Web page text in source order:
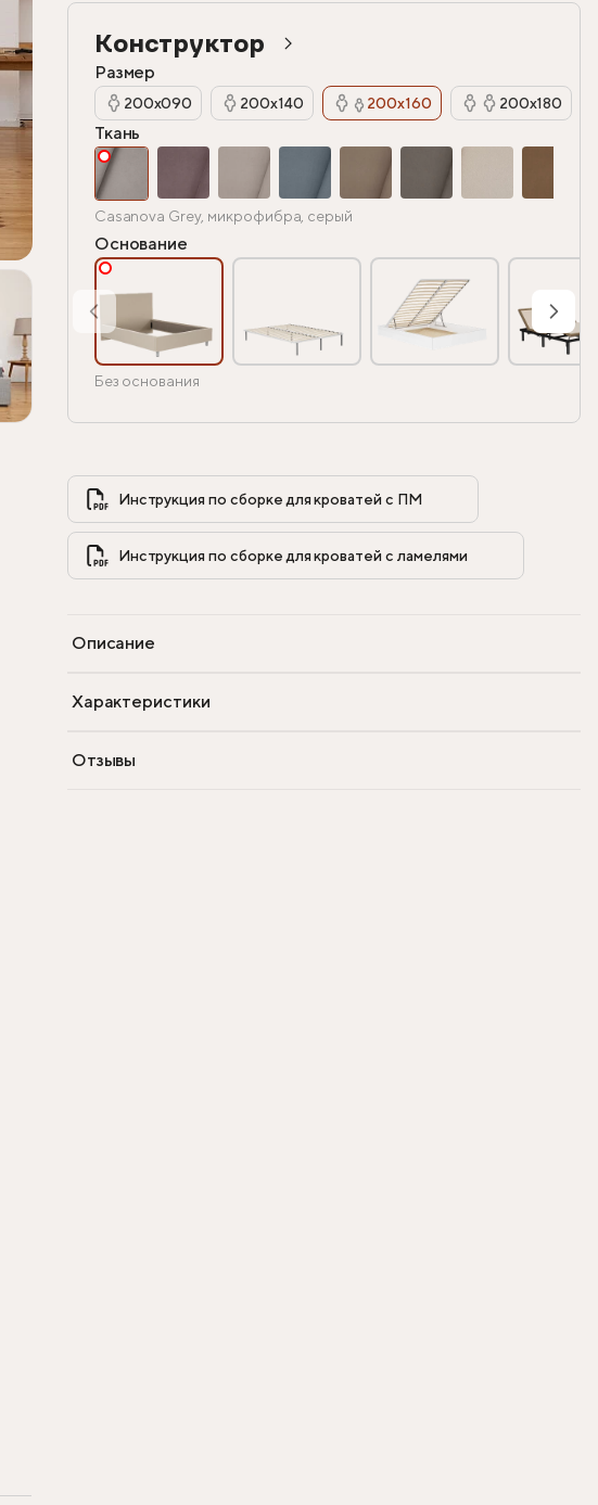
Конструктор
Размер
200х090 200х140 200х160 200х180
Ткань
Casanova Grey, микрофибра, серый
Основание
Без основания
Инструкция по сборке для кроватей с ПМ
Инструкция по сборке для кроватей с ламелями
Описание
Характеристики
Отзывы